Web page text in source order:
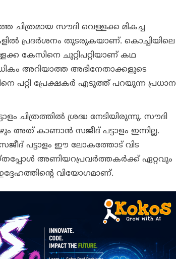
സൗദി വെള്ളക്ക മികച്ച
പ്രദര്‍ശനം തുടരുകയാണ്. കൊച്ചിയിലെ
കേസിനെ ചുറ്റിപറ്റിയാണ് കഥ
അറിയാത്ത അഭിനേതാക്കളുടെ
പറ്റി പ്രേക്ഷകര്‍ എടുത്ത് പറയുന്ന പ്രധാന
ചിത്രത്തില്‍ ശ്രദ്ധ നേടിയിരുന്നു. സൗദി
അത് കാണാന്‍ സജീദ് പട്ടാളം ഇന്നില്ല.
പട്ടാളം ഈ ലോകത്തോട് വിട
അണിയറപ്രവര്‍ത്തകര്‍ക്ക് ഏറ്റവും
വിയോഗമാണ്.